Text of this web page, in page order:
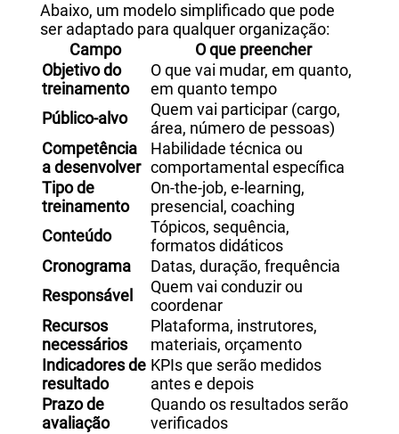
Abaixo, um modelo simplificado que pode
ser adaptado para qualquer organização:
Campo
O que preencher
Objetivo do
treinamento
O que vai mudar, em quanto,
em quanto tempo
Público-alvo
Quem vai participar (cargo,
área, número de pessoas)
Competência
a desenvolver
Habilidade técnica ou
comportamental específica
Tipo de
treinamento
On-the-job, e-learning,
presencial, coaching
Conteúdo
Tópicos, sequência,
formatos didáticos
Cronograma
Datas, duração, frequência
Responsável
Quem vai conduzir ou
coordenar
Recursos
necessários
Plataforma, instrutores,
materiais, orçamento
Indicadores de
resultado
KPIs que serão medidos
antes e depois
Prazo de
avaliação
Quando os resultados serão
verificados